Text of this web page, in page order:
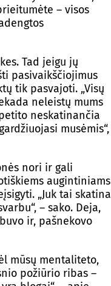
– visos
Tad jeigu jų
pasivaikščiojimus
tik pasvajoti. „Visų
neleistų mums
neskatinančia
musėmis“,
nori ir gali
augintiniams
„Juk tai skatina
– sako. Deja,
ir, pašnekovo
mūsų mentaliteto,
požiūrio ribas –